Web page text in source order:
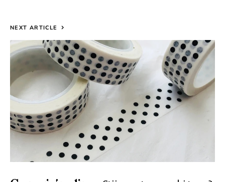
NEXT ARTICLE